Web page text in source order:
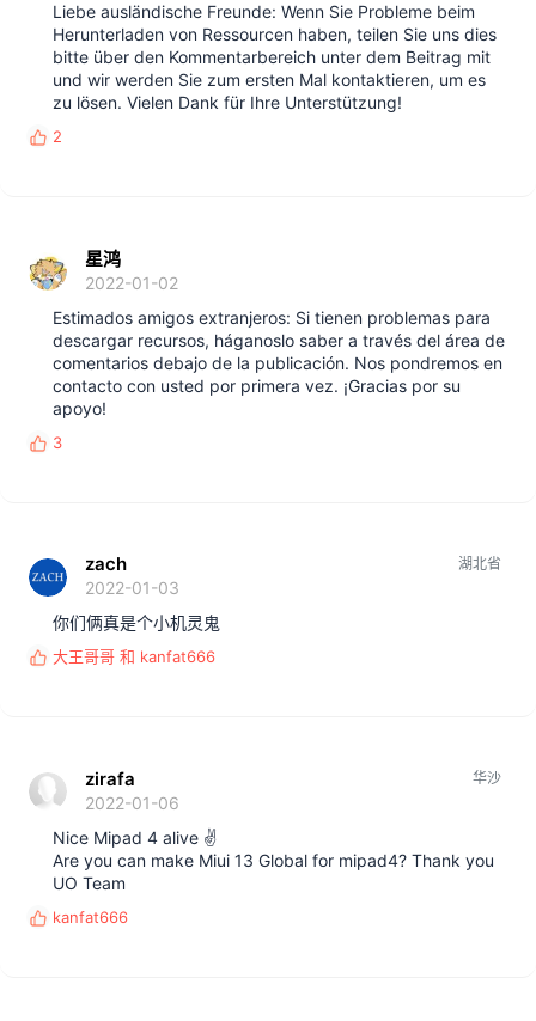
Liebe ausländische Freunde: Wenn Sie Probleme beim
Herunterladen von Ressourcen haben, teilen Sie uns dies
bitte über den Kommentarbereich unter dem Beitrag mit
und wir werden Sie zum ersten Mal kontaktieren, um es
zu lösen. Vielen Dank für Ihre Unterstützung!
反 2
星鸿
2022-01-02
Estimados amigos extranjeros: Si tienen problemas para
descargar recursos, háganoslo saber a través del área de
comentarios debajo de la publicación. Nos pondremos en
contacto con usted por primera vez. ¡Gracias por su
apoyo!
反 3
zach
2022-01-03
湖北省
你们俩真是个小机灵鬼
反 大王哥哥 和 kanfat666
zirafa
2022-01-06
华沙
Nice Mipad 4 alive ✌️
Are you can make Miui 13 Global for mipad4? Thank you
UO Team
反 kanfat666